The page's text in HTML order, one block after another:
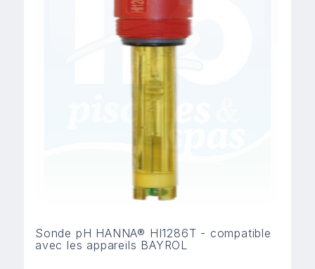
Sonde pH HANNA® HI1286T - compatible
avec les appareils BAYROL